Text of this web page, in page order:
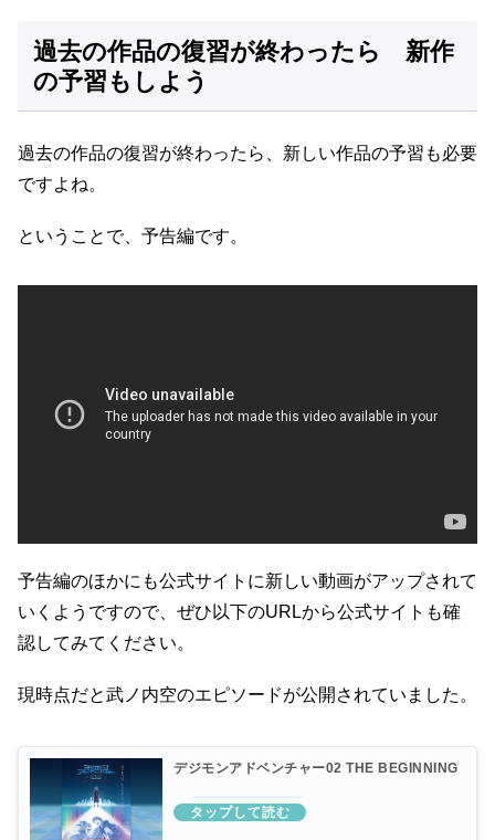
過去の作品の復習が終わったら 新作
の予習もしよう
過去の作品の復習が終わったら、新しい作品の予習も必要
ですよね。
ということで、予告編です。
予告編のほかにも公式サイトに新しい動画がアップされて
いくようですので、ぜひ以下のURLから公式サイトも確
認してみてください。
現時点だと武ノ内空のエピソードが公開されていました。
デジモンアドベンチャー02 THE BEGINNING